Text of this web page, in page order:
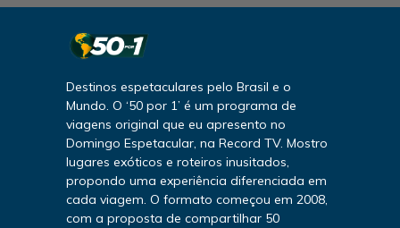
Destinos espetaculares pelo Brasil e o
Mundo. O ‘50 por 1’ é um programa de
viagens original que eu apresento no
Domingo Espetacular, na Record TV. Mostro
lugares exóticos e roteiros inusitados,
propondo uma experiência diferenciada em
cada viagem. O formato começou em 2008,
com a proposta de compartilhar 50